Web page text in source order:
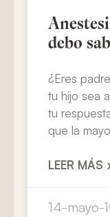
debo
¿Eres
tu hijo sea
tu
que la
LEER MÁS
14-mayo-